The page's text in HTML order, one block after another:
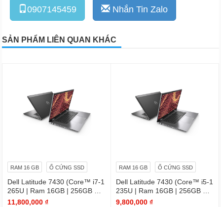
0907145459 Nhắn Tin Zalo
SẢN PHẨM LIÊN QUAN KHÁC
RAM 16 GB Ổ CỨNG SSD
Dell Latitude 7430 (Core™ i7-1
265U | Ram 16GB | 256GB SS
D | 14.0inch FHD)
11,800,000 ₫
RAM 16 GB Ổ CỨNG SSD
Dell Latitude 7430 (Core™ i5-1
235U | Ram 16GB | 256GB SS
D | 14.0inch FHD)
9,800,000 ₫